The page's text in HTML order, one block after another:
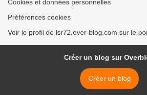
Cookies et données personnelles
Préférences cookies
Voir le profil de lsr72.over-blog.com sur le
Créer un blog sur
Créer un blog